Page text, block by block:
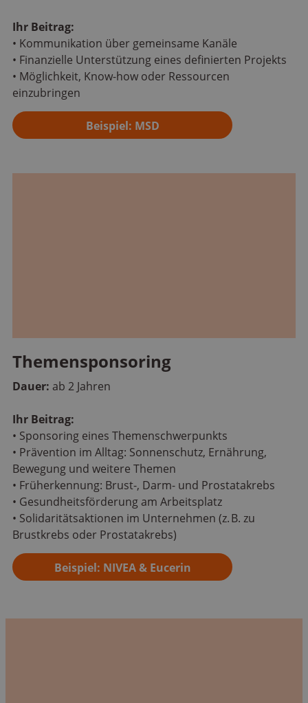
Ihr Beitrag:
• Kommunikation über gemeinsame Kanäle
• Finanzielle Unterstützung eines definierten Projekts
• Möglichkeit, Know-how oder Ressourcen
einzubringen
Beispiel: MSD
Themensponsoring
Dauer: ab 2 Jahren
Ihr Beitrag:
• Sponsoring eines Themenschwerpunkts
• Prävention im Alltag: Sonnenschutz, Ernährung,
Bewegung und weitere Themen
• Früherkennung: Brust-, Darm- und Prostatakrebs
• Gesundheitsförderung am Arbeitsplatz
• Solidaritätsaktionen im Unternehmen (z. B. zu
Brustkrebs oder Prostatakrebs)
Beispiel: NIVEA & Eucerin